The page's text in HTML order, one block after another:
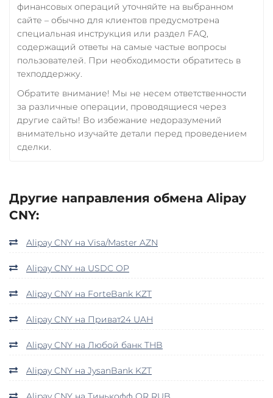
финансовых операций уточняйте на выбранном
сайте – обычно для клиентов предусмотрена
специальная инструкция или раздел FAQ,
содержащий ответы на самые частые вопросы
пользователей. При необходимости обратитесь в
техподдержку.
Обратите внимание! Мы не несем ответственности
за различные операции, проводящиеся через
другие сайты! Во избежание недоразумений
внимательно изучайте детали перед проведением
сделки.
Другие направления обмена Alipay
CNY:
Alipay CNY на Visa/Master AZN
Alipay CNY на USDC OP
Alipay CNY на ForteBank KZT
Alipay CNY на Приват24 UAH
Alipay CNY на Любой банк THB
Alipay CNY на JysanBank KZT